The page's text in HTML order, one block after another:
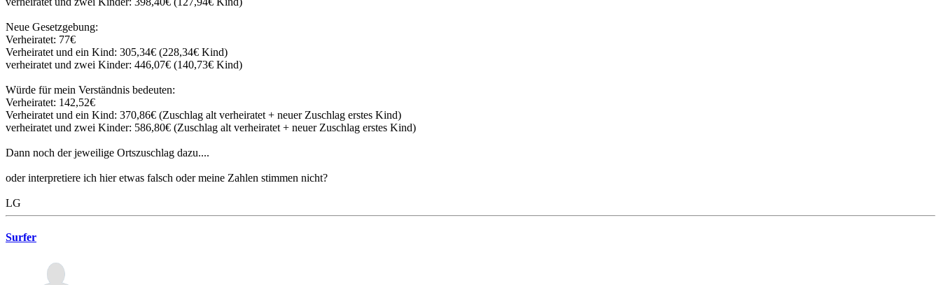
Neue Gesetzgebung:
Verheiratet: 77€
Verheiratet und ein Kind: 305,34€ (228,34€ Kind)
verheiratet und zwei Kinder: 446,07€ (140,73€ Kind)
Würde für mein Verständnis bedeuten:
Verheiratet: 142,52€
Verheiratet und ein Kind: 370,86€ (Zuschlag alt verheiratet + neuer Zuschlag erstes Kind)
verheiratet und zwei Kinder: 586,80€ (Zuschlag alt verheiratet + neuer Zuschlag erstes Kind)
Dann noch der jeweilige Ortszuschlag dazu....
oder interpretiere ich hier etwas falsch oder meine Zahlen stimmen nicht?
LG
Surfer